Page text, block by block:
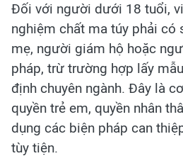
Đối với người dưới 18 tuổi,
nghiệm chất ma túy phải có
mẹ, người giám hộ hoặc
pháp, trừ trường hợp lấy
định chuyên ngành. Đây là
quyền trẻ em, quyền nhân
dụng các biện pháp can
tùy tiện.